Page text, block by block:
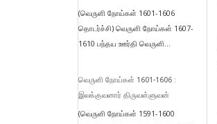
(வெருளி நோய்கள் 1601-1606
தொடர்ச்சி) வெருளி நோய்கள் 1607-
1610 பந்தய ஊர்தி வெருளி...
வெருளி நோய்கள் 1601-1606 :
இலக்குவனார் திருவள்ளுவன்
(வெருளி நோய்கள் 1591-1600